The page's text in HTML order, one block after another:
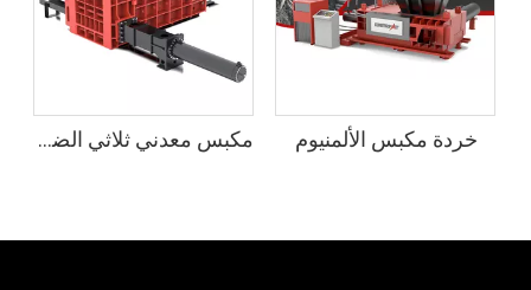
مكبس معدني ثلاثي الضغط خردة مكبس الألمنيوم